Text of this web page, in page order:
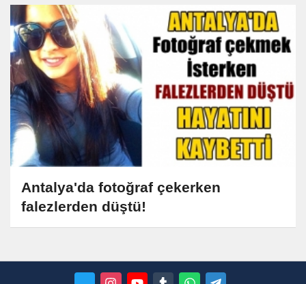
Antalya'da fotoğraf çekerken
falezlerden düştü!